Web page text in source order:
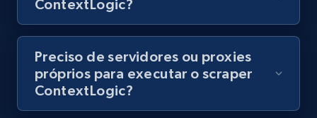
URL, Title, Youtuber, Youtuber md5, Video url,
Video length, Likes, Views, and more.
8.1K+ 713+ Comece grátis
ContextLogic?
Preciso de servidores ou proxies
próprios para executar o scraper
ContextLogic?